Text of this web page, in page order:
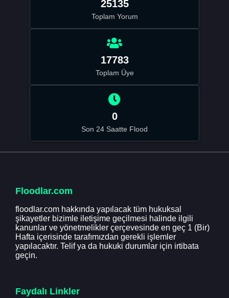
25135
Toplam Yorum
17783
Toplam Üye
0
Son 24 Saatte Flood
Floodlar.com
floodlar.com hakkında yapılacak tüm hukuksal
şikayetler bizimle iletişime geçilmesi halinde ilgili
kanunlar ve yönetmelikler çerçevesinde en geç 1 (Bir)
Hafta içerisinde tarafımızdan gerekli işlemler
yapılacaktır. Telif ya da hukuki durumlar için irtibata
geçin.
Faydalı Linkler